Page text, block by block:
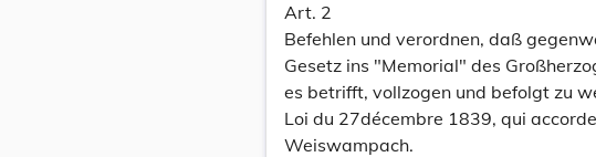
Art. 2
Befehlen und verordnen, daß
Gesetz ins "Memorial" des
es betrifft, vollzogen und befolgt zu
Loi du 27décembre 1839, qui
Weiswampach.